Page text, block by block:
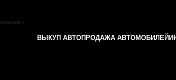
ВЫКУП АВТОПРОДАЖА АВТОМОБИЛЕЙ